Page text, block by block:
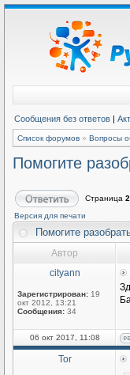
Сообщения без ответов |
Список форумов » Вопросы
Помогите
Страница 2
Версия для печати
Помогите
Автор
cityann
Зарегистрирован: 19
окт 2012, 13:21
Сообщения: 34
06 окт 2017, 11:08
Tor